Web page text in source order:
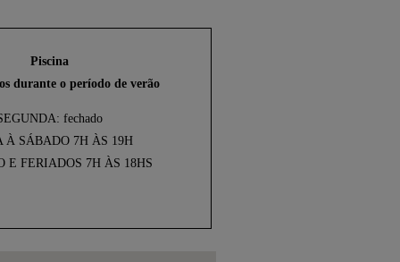
Piscina
durante o período de verão
fechado
À SÁBADO 7H ÀS 19H
E FERIADOS 7H ÀS 18HS